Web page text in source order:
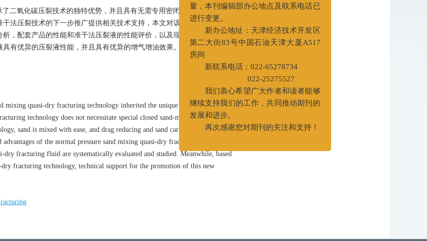
二氧化碳压裂技术的独特优势，并且具有无需专用密闭混砂设备、常压
法压裂技术的下一步推广提供相关技术支持，本文对该技术进行了系统
，配套产品的性能和准干法压裂液的性能评价，以及现阶段开展的现场
有优异的压裂液性能，并且具有优异的增气增油效果。该技术为当前非
mixing quasi-dry fracturing technology inherited the unique advantages of the
technology does not necessitate special closed sand-mixing equipment
sand is mixed with ease, and drag reducing and sand carrying can be done
of the normal pressure sand mixing quasi-dry fracturing technology
dry fracturing fluid are systematically evaluated and studied. Meanwhile, based
fracturing technology, technical support for the promotion of this new
提升期刊编辑部的办公效率和服务质
量，本刊编辑部办公地点及联系电话已
进行变更。
新办公地址：天津经济技术开发区
第二大街83号中国石油天津大厦A517
房间
新联系电话：022-65278734
022-25275527
我们衷心希望广大作者和读者能够
继续支持我们的工作，共同推动期刊的
发展和进步。